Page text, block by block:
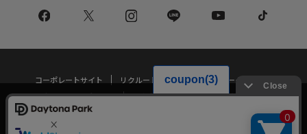
コーポレートサイト リクルート
サステナブルマークについて
プライバシーポリシー
特定商取引法・古物営業法に基づく表記
当サイトでは利用体験の向上およびコンテンツの最適な提供、トラフィック
の分析を目的としてCookieを使用しています。